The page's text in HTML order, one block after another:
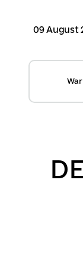
09 August
War
Calendar